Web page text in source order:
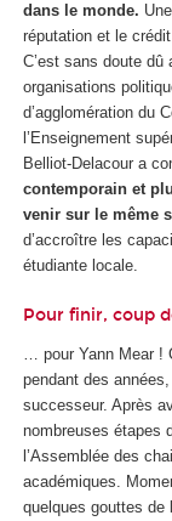
dans le monde.
réputation et le
C’est sans doute
organisations
d’agglomération du
l’Enseignement
Belliot-Delacour a
contemporain et
venir sur le même
d’accroître les
étudiante locale.
Pour finir, coup
… pour Yann Mear !
pendant des
successeur. Après
nombreuses étapes
l’Assemblée des
académiques.
quelques gouttes de